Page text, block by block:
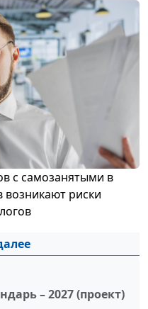
с самозанятыми в
возникают риски
– 2027 (проект)